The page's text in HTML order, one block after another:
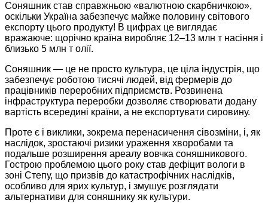
Соняшник став справжньою «валютною скарбничкою»,
оскільки Україна забезпечує майже половину світового
експорту цього продукту! В цифрах це виглядає
вражаюче: щорічно країна виробляє 12–13 млн т насіння і
близько 5 млн т олії.
Соняшник — це не просто культура, це ціла індустрія, що
забезпечує роботою тисячі людей, від фермерів до
працівників переробних підприємств. Розвинена
інфраструктура переробки дозволяє створювати додану
вартість всередині країни, а не експортувати сировину.
Проте є і виклики, зокрема перенасичення сівозміни, і, як
наслідок, зростаючі ризики ураження хворобами та
подальше розширення ареалу вовчка соняшникового.
Гострою проблемою цього року став дефіцит вологи в
зоні Степу, що призвів до катастрофічних наслідків,
особливо для ярих культур, і змушує розглядати
альтернативи для соняшнику як культури.